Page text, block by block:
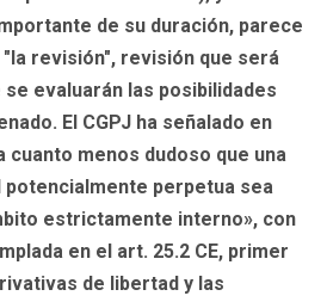
de su duración, parece
revisión", revisión que será
evaluarán las posibilidades
El CGPJ ha señalado en
menos dudoso que una
perpetua sea
estrictamente interno», con
en el art. 25.2 CE, primer
de libertad y las